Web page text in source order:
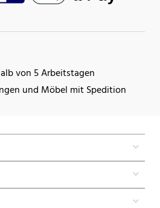
von 5 Arbeitstagen
und Möbel mit Spedition